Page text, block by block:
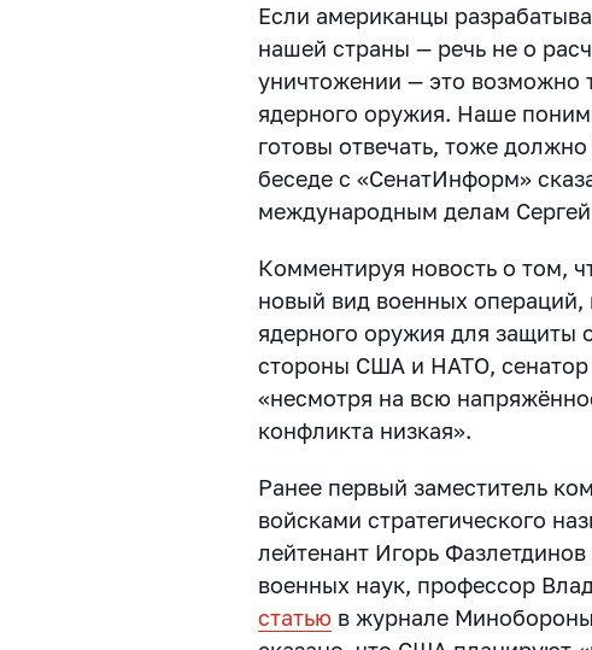
Если американцы
нашей страны — речь не о
уничтожении — это возможно
ядерного оружия. Наше
готовы отвечать, тоже
беседе с «СенатИнформ»
международным делам
Комментируя новость о том,
новый вид военных
ядерного оружия для защиты
стороны США и НАТО, сенатор
«несмотря на всю
конфликта низкая».
Ранее первый заместитель
войсками стратегического
лейтенант Игорь
военных наук, профессор
статью в журнале